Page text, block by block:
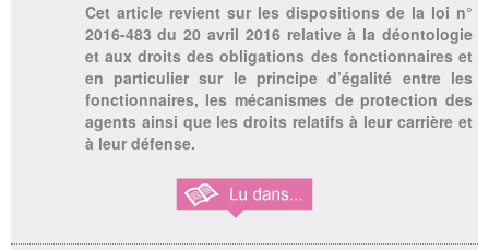
Cet article revient sur les dispositions de la loi n°
2016-483 du 20 avril 2016 relative à la déontologie
et aux droits des obligations des fonctionnaires et
en particulier sur le principe d’égalité entre les
fonctionnaires, les mécanismes de protection des
agents ainsi que les droits relatifs à leur carrière et
à leur défense.